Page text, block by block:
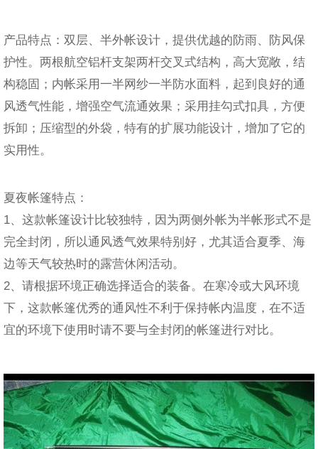
产品特点：双层、半外帐设计，提供优越的防雨、防风保
护性。两根航空铝杆支架两杆交叉式结构，高大宽敞，结
构稳固；内帐采用一半网纱一半防水面料，起到良好的通
风透气性能，增强空气流通效果；采用挂勾式扣具，方便
拆卸；压缩型的外袋，特有的扩展功能设计，增加了它的
实用性。
夏夜帐篷特点：
1、这款帐篷设计比较独特，因为两侧外帐为半帐形式不是
完全封闭，所以通风透气效果特别好，尤其适合夏季、海
边等天气较热时的露营休闲活动。
2、请根据环境正确选择适合的装备。在寒冷或大风环境
下，这款帐篷优秀的通风性不利于保持帐内温度，在不适
宜的环境下使用时请不要与全封闭的帐篷进行对比。